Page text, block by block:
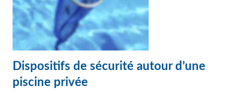
Dispositifs de sécurité autour d’une
piscine privée